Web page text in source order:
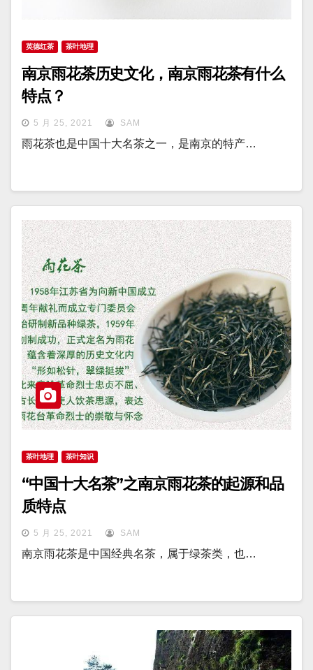
英德红茶 茶叶地理
南京雨花茶历史文化，南京雨花茶有什么
特点？
5 月 25, 2021 SAM
雨花茶也是中国十大名茶之一，是南京的特产…
茶叶地理 茶叶知识
“中国十大名茶”之南京雨花茶的起源和品
质特点
5 月 25, 2021 SAM
南京雨花茶是中国经典名茶，属于绿茶类，也…